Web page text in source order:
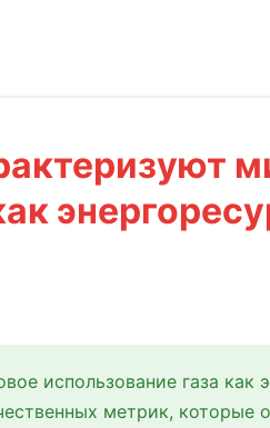
использование газа как
метрик, которые